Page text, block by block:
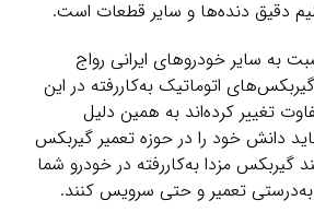
دقیق دنده‌ها و سایر قطعات است.
به سایر خودروهای ایرانی رواج
اتوماتیک به‌کاررفته در این
تغییر کرده‌اند به همین دلیل
دانش خود را در حوزه تعمیر گیربکس
گیربکس مزدا به‌کاررفته در خودرو شما
تعمیر و حتی سرویس کنند.